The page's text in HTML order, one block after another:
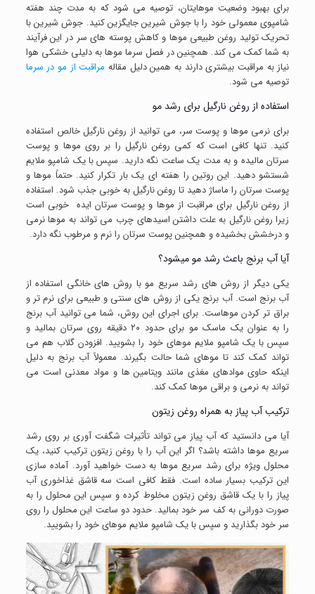
برای بهبود وضعیت موهایتان، توصیه می شود که به مدت چند هفته
شامپوی معمولی خود را با جوش شیرین جایگزین کنید. جوش شیرین با
تحریک تولید روغن طبیعی موها و کاهش پوسته های سر در این فرآیند
به شما کمک می کند. همچنین در فصل سرما موها به دلیلی خشکی هوا
نیاز به مراقبت بیشتری دارند به همین دلیل مقاله مراقبت از مو در سرما
توصیه می شود.
استفاده از روغن نارگیل برای رشد مو
برای نرمی موها و پوست سر، می توانید از روغن نارگیل خالص استفاده
کنید. تنها کافی است که کمی روغن نارگیل را بر روی موها و پوست
سرتان مالیده و به مدت یک ساعت نگه دارید. سپس با یک شامپو ملایم
شستشو دهید. این روتین را هفته ای یک بار تکرار کنید. حتماً موها و
پوست سرتان را ماساژ دهید تا روغن نارگیل به خوبی جذب شود. استفاده
از روغن نارگیل برای مراقبت از موها و پوست سرتان ایده خوبی است
زیرا روغن نارگیل به علت داشتن اسیدهای چرب می تواند به موها نرمی
و درخشش بخشیده و همچنین پوست سرتان را نرم و مرطوب نگه دارد.
آیا آب برنج باعث رشد مو میشود؟
یکی دیگر از روش های رشد سریع مو با روش های خانگی استفاده از
آب برنج است. آب برنج یکی از روش های سنتی و طبیعی برای نرم تر و
براق تر کردن موهاست. برای اجرای این روش، شما می توانید آب برنج
را به عنوان یک ماسک مو برای حدود ۲۰ دقیقه روی سرتان بمالید و
سپس با یک شامپو ملایم موهای خود را بشویید. افزودن گلاب هم می
تواند کمک کند تا موهای شما حالت بگیرند. معمولاً آب برنج به دلیل
اینکه حاوی موادهای مغذی مانند ویتامین ها و مواد معدنی است می
تواند به نرمی و براقی موها کمک کند.
ترکیب آب پیاز به همراه روغن زیتون
آیا می دانستید که آب پیاز می تواند تأثیرات شگفت آوری بر روی رشد
سریع موها داشته باشد؟ اگر این آب را با روغن زیتون ترکیب کنید، یک
محلول ویژه برای رشد سریع موها به دست خواهید آورد. آماده سازی
این ترکیب بسیار ساده است. فقط کافی است سه قاشق غذاخوری آب
پیاز را با یک قاشق روغن زیتون مخلوط کرده و سپس این محلول را به
صورت دورانی به کف سر خود بمالید. حدود دو ساعت این محلول را روی
سر خود بگذارید و سپس با یک شامپو ملایم موهای خود را بشویید.